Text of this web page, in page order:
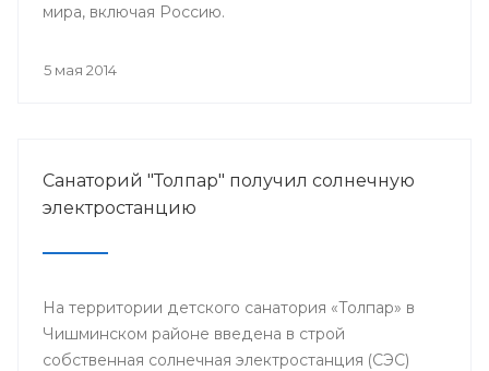
мира, включая Россию.
5 мая 2014
Санаторий "Толпар" получил солнечную
электростанцию
На территории детского санатория «Толпар» в
Чишминском районе введена в строй
собственная солнечная электростанция (СЭС)